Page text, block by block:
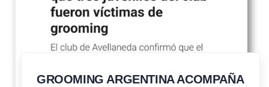
GROOMING ARGENTINA ACOMPAÑA